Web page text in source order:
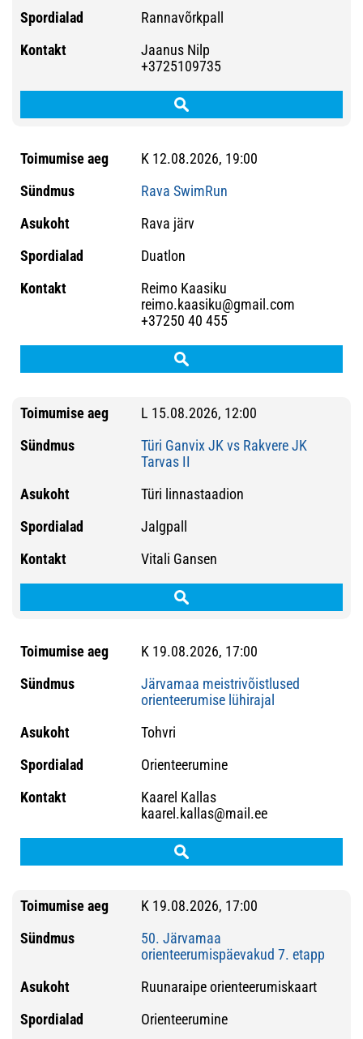
Rannavõrkpall
Jaanus Nilp
+3725109735
K 12.08.2026, 19:00
Rava SwimRun
Rava järv
Duatlon
Reimo Kaasiku
reimo.kaasiku@gmail.com
+37250 40 455
L 15.08.2026, 12:00
Türi Ganvix JK vs Rakvere JK
Tarvas II
Türi linnastaadion
Jalgpall
Vitali Gansen
K 19.08.2026, 17:00
Järvamaa meistrivõistlused
orienteerumise lühirajal
Tohvri
Orienteerumine
Kaarel Kallas
kaarel.kallas@mail.ee
K 19.08.2026, 17:00
50. Järvamaa
orienteerumispäevakud 7. etapp
Ruunaraipe orienteerumiskaart
Orienteerumine